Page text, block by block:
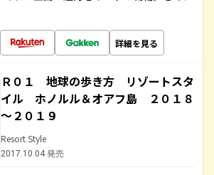
詳細を見る
Ｒ０１ 地球の歩き方 リゾートスタ
イル ホノルル＆オアフ島 ２０１８
～２０１９
Resort Style
2017.10.04 発売